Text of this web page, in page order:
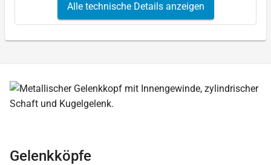
Alle technische Details anzeigen
Gelenkköpfe